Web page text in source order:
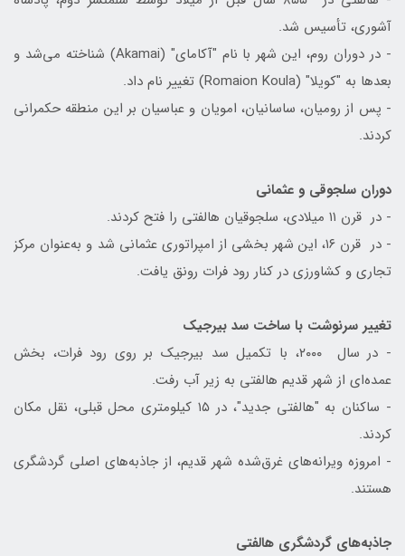
آشوری، تأسیس شد.
- در دوران روم، این شهر با نام "آکامای" (Akamai) شناخته می‌شد و
بعدها به "کویلا" (Romaion Koula) تغییر نام داد.
- پس از رومیان، ساسانیان، امویان و عباسیان بر این منطقه حکمرانی
کردند.
دوران سلجوقی و عثمانی
- در قرن ۱۱ میلادی، سلجوقیان هالفتی را فتح کردند.
- در قرن ۱۶، این شهر بخشی از امپراتوری عثمانی شد و به‌عنوان مرکز
تجاری و کشاورزی در کنار رود فرات رونق یافت.
تغییر سرنوشت با ساخت سد بیرجیک
- در سال ۲۰۰۰، با تکمیل سد بیرجیک بر روی رود فرات، بخش
عمده‌ای از شهر قدیم هالفتی به زیر آب رفت.
- ساکنان به "هالفتی جدید"، در ۱۵ کیلومتری محل قبلی، نقل مکان
کردند.
- امروزه ویرانه‌های غرق‌شده شهر قدیم، از جاذبه‌های اصلی گردشگری
هستند.
جاذبه‌های گردشگری هالفتی